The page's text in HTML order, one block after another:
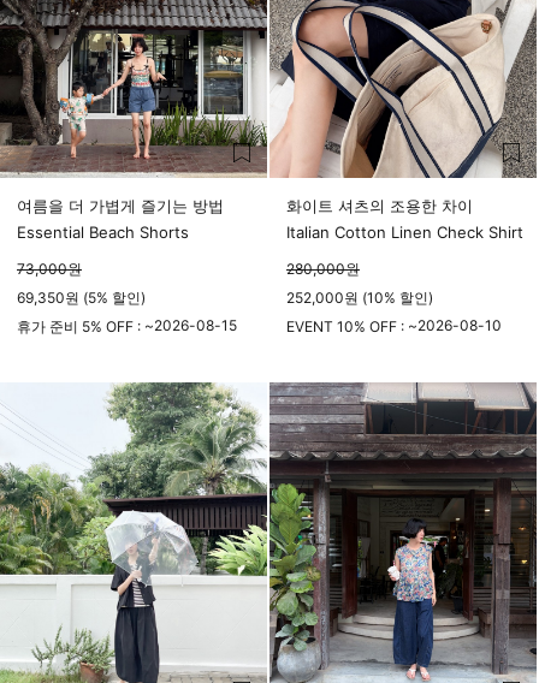
여름을 더 가볍게 즐기는 방법
Essential Beach Shorts
73,000원
69,350원 (5% 할인)
휴가 준비 5% OFF : ~2026-08-15
화이트 셔츠의 조용한 차이
Italian Cotton Linen Check Shirt
280,000원
252,000원 (10% 할인)
EVENT 10% OFF : ~2026-08-10